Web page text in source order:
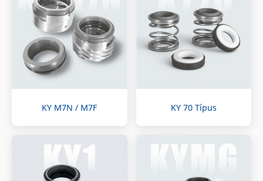
KY M7N / M7F KY 70 Típus